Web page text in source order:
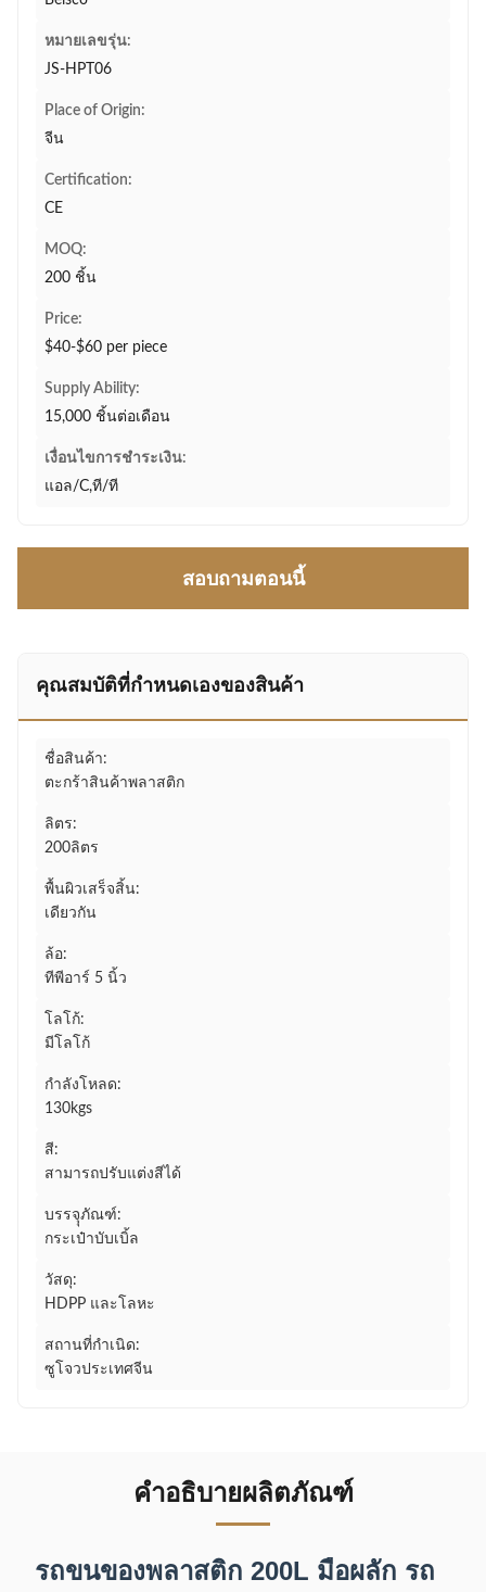
หมายเลขรุ่น:
JS-HPT06
Place of Origin:
จีน
Certification:
CE
MOQ:
200 ชิ้น
Price:
$40-$60 per piece
Supply Ability:
15,000 ชิ้นต่อเดือน
เงื่อนไขการชำระเงิน:
แอล/C,ที/ที
สอบถามตอนนี้
คุณสมบัติที่กําหนดเองของสินค้า
ชื่อสินค้า:
ตะกร้าสินค้าพลาสติก
ลิตร:
200ลิตร
พื้นผิวเสร็จสิ้น:
เดียวกัน
ล้อ:
ทีพีอาร์ 5 นิ้ว
โลโก้:
มีโลโก้
กำลังโหลด:
130kgs
สี:
สามารถปรับแต่งสีได้
บรรจุุภัณฑ์:
กระเป๋าบับเบิ้ล
วัสดุ:
HDPP และโลหะ
สถานที่กำเนิด:
ซูโจวประเทศจีน
คำอธิบายผลิตภัณฑ์
รถขนของพลาสติก 200L มือผลัก รถ